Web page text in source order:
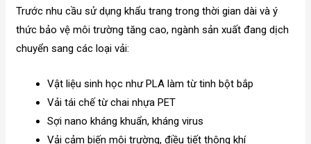
Trước nhu cầu sử dụng khẩu trang trong thời gian dài và ý
thức bảo vệ môi trường tăng cao, ngành sản xuất đang dịch
chuyển sang các loại vải:
Vật liệu sinh học như PLA làm từ tinh bột bắp
Vải tái chế từ chai nhựa PET
Sợi nano kháng khuẩn, kháng virus
Vải cảm biến môi trường, điều tiết thông khí